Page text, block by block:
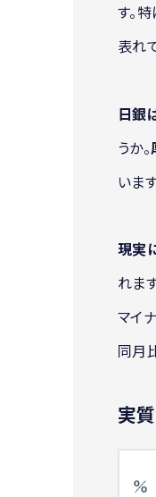
す。
表れ
日銀
うか。
います
現実
れま
マイ
同月
実